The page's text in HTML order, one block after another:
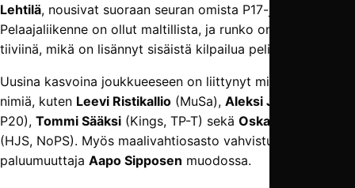
Lehtilä, nousivat suoraan seuran omista P17-junioreista.
Pelaajaliikenne on ollut maltillista, ja runko on pysynyt
tiiviinä, mikä on lisännyt sisäistä kilpailua pelipaikoista.
Uusina kasvoina joukkueeseen on liittynyt mielenkiintoisia
nimiä, kuten Leevi Ristikallio (MuSa), Aleksi Jokelä
P20), Tommi Sääksi (Kings, TP-T) sekä Oskari Luoma
(HJS, NoPS). Myös maalivahtiosasto vahvistui
paluumuuttaja Aapo Sipposen muodossa.